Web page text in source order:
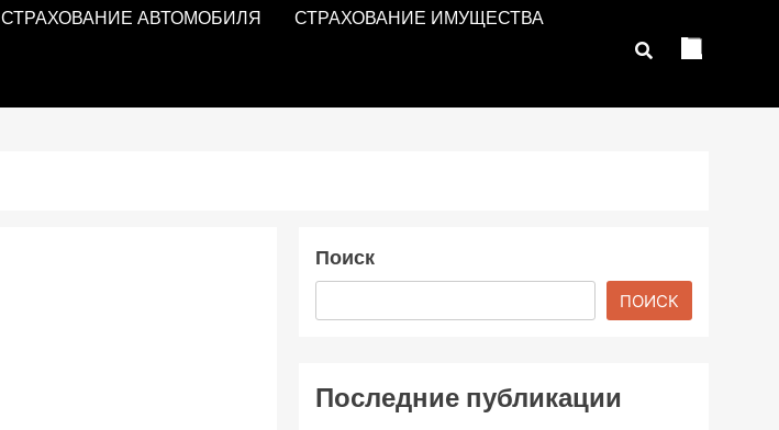
СТРАХОВАНИЕ АВТОМОБИЛЯ СТРАХОВАНИЕ ИМУЩЕСТВА
Поиск
ПОИСК
Последние публикации